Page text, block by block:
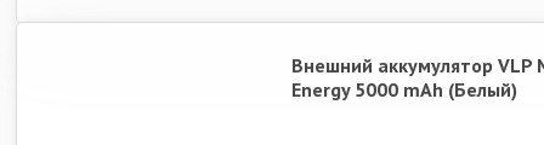
Внешний аккумулятор VLP
Energy 5000 mAh (Белый)